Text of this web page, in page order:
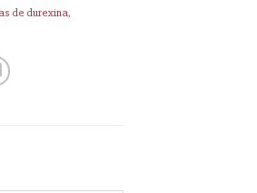
de durexina,